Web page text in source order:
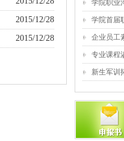
2015/12/28
2015/12/28
学院职业
学院首届
企业员工
专业课程
新生军训